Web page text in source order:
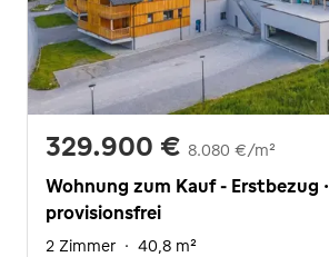
329.900 € 8.080 €/m²
Wohnung zum Kauf - Erstbezug ·
provisionsfrei
2 Zimmer · 40,8 m²